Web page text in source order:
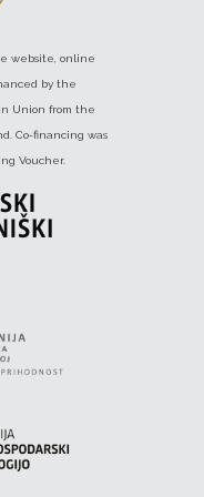
website, online
by the
Union from the
Co-financing was
Voucher.